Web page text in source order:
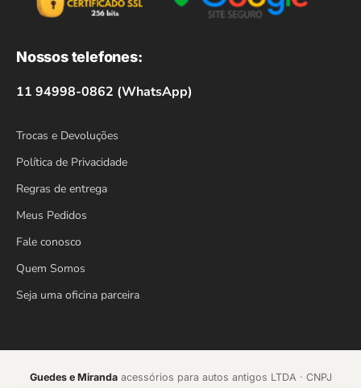
Nossos telefones:
11 94998-0862 (WhatsApp)
Trocas e Devoluções
Política de Privacidade
Regras de entrega
Meus Pedidos
Fale conosco
Quem Somos
Seja uma oficina parceira
Guedes e Mirandaacessórios para autos antigos LTDA · CNPJ